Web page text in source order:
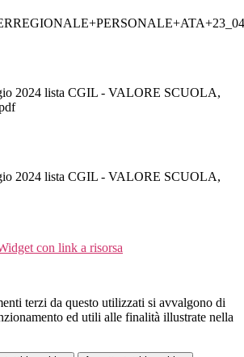
2024 lista CGIL - VALORE SCUOLA,
2024 lista CGIL - VALORE SCUOLA,
con link a risorsa
terzi da questo utilizzati si avvalgono di
ed utili alle finalità illustrate nella